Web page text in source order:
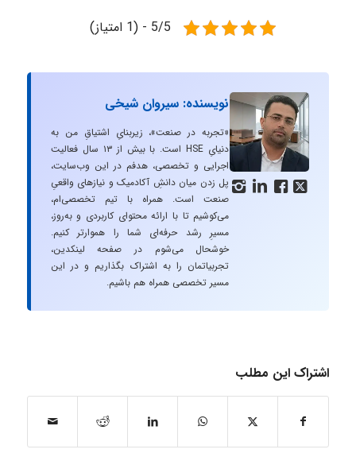
5/5 - (1 امتیاز)
   
نویسنده: سیروان شیخی
«تجربه در صنعت»، زیربنایِ اشتیاقِ من به
دنیایِ HSE است. با بیش از ۱۳ سال فعالیت
اجرایی و تخصصی، هدفم در این وب‌سایت،
پل زدن میان دانشِ آکادمیک و نیازهای واقعیِ
صنعت است. همراه با تیم تخصصی‌ام،
می‌کوشیم تا با ارائه محتوای کاربردی و به‌روز،
مسیرِ رشد حرفه‌ای شما را هموارتر کنیم.
خوشحال می‌شوم در صفحه لینکدین،
تجربیاتمان را به اشتراک بگذاریم و در این
مسیر تخصصی همراه هم باشیم.
اشتراک این مطلب